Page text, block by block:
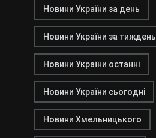
Новини України за день
Новини України за тиждень
Новини України останні
Новини України сьогодні
Новини Хмельницького